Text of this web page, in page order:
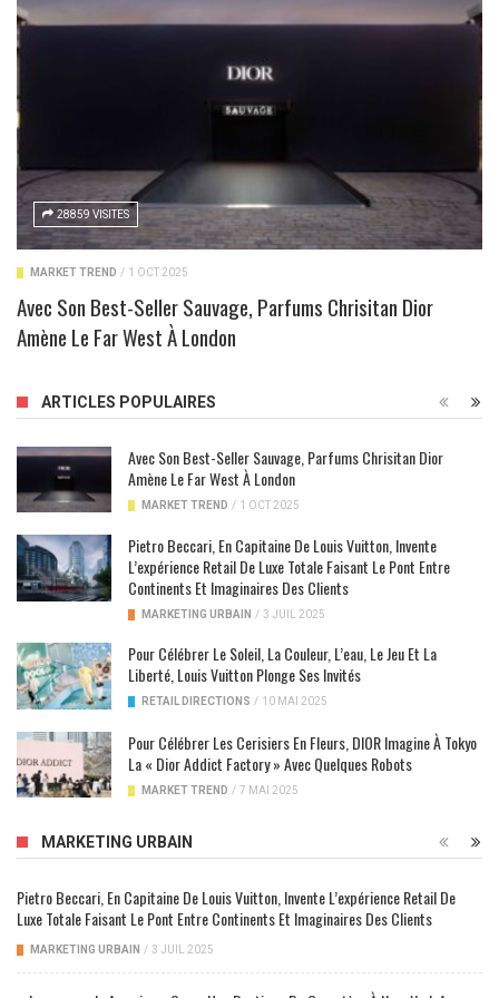
28859 VISITES
MARKET TREND / 1 OCT 2025
Avec Son Best-Seller Sauvage, Parfums Chrisitan Dior
Amène Le Far West À London
ARTICLES POPULAIRES
Avec Son Best-Seller Sauvage, Parfums Chrisitan Dior
Amène Le Far West À London
MARKET TREND / 1 OCT 2025
Pietro Beccari, En Capitaine De Louis Vuitton, Invente
L’expérience Retail De Luxe Totale Faisant Le Pont Entre
Continents Et Imaginaires Des Clients
MARKETING URBAIN / 3 JUIL 2025
Pour Célébrer Le Soleil, La Couleur, L’eau, Le Jeu Et La
Liberté, Louis Vuitton Plonge Ses Invités
RETAIL DIRECTIONS / 10 MAI 2025
Pour Célébrer Les Cerisiers En Fleurs, DIOR Imagine À Tokyo
La « Dior Addict Factory » Avec Quelques Robots
MARKET TREND / 7 MAI 2025
MARKETING URBAIN
Pietro Beccari, En Capitaine De Louis Vuitton, Invente L’expérience Retail De
Luxe Totale Faisant Le Pont Entre Continents Et Imaginaires Des Clients
MARKETING URBAIN / 3 JUIL 2025